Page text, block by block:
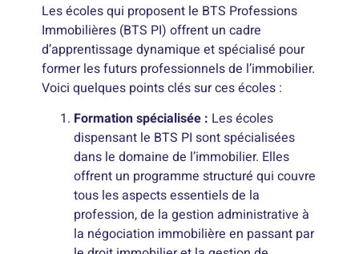
Les écoles qui proposent le BTS Professions
Immobilières (BTS PI) offrent un cadre
d’apprentissage dynamique et spécialisé pour
former les futurs professionnels de l’immobilier.
Voici quelques points clés sur ces écoles :
Formation spécialisée : Les écoles
dispensant le BTS PI sont spécialisées
dans le domaine de l’immobilier. Elles
offrent un programme structuré qui couvre
tous les aspects essentiels de la
profession, de la gestion administrative à
la négociation immobilière en passant par